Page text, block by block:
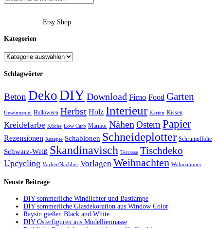
Etsy Shop
Kategorien
Schlagwörter
Beton DekoDIYDownload Fimo Food Garten
Gewinnspiel Halloween Herbst Holz Interieur Karten Kissen
Kreidefarbe Küche Low Carb Marmor Nähen Ostern Papier
Rezensionen Rezepte Schablonen Schneideplotter Schrumpffolie
Schwarz-Weiß Skandinavisch Terrasse Tischdeko
Upcycling Vorher/Nachher Vorlagen Weihnachten Wohnzimmer
Neuste Beiträge
DIY sommerliche Windlichter und Bastlampe
DIY sommerliche Glasdekoration aus Window Color
Raysin gießen Black and White
DIY Osterfiguren aus Modelliermasse